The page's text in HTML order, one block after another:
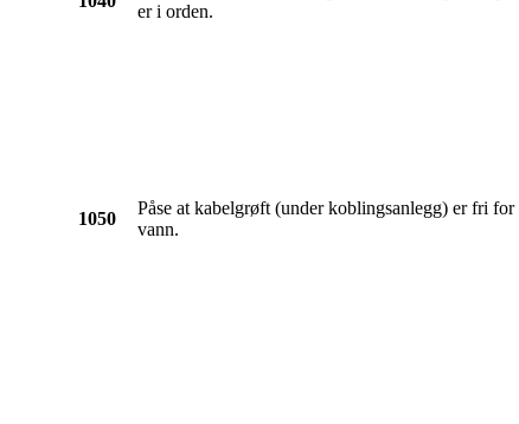
er i orden.
1050
Påse at kabelgrøft (under koblingsanlegg) er fri for
vann.